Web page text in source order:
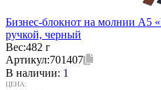
Бизнес-блокнот на молнии А5
ручкой, черный
Вес:482 г
Артикул:701407
В наличии: 1
ЦЕНА: